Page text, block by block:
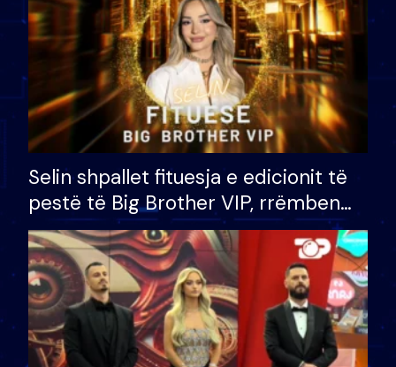
Selin shpallet fituesja e edicionit të
pestë të Big Brother VIP, rrëmben
çmimin e madh prej 100 mijë eurosh